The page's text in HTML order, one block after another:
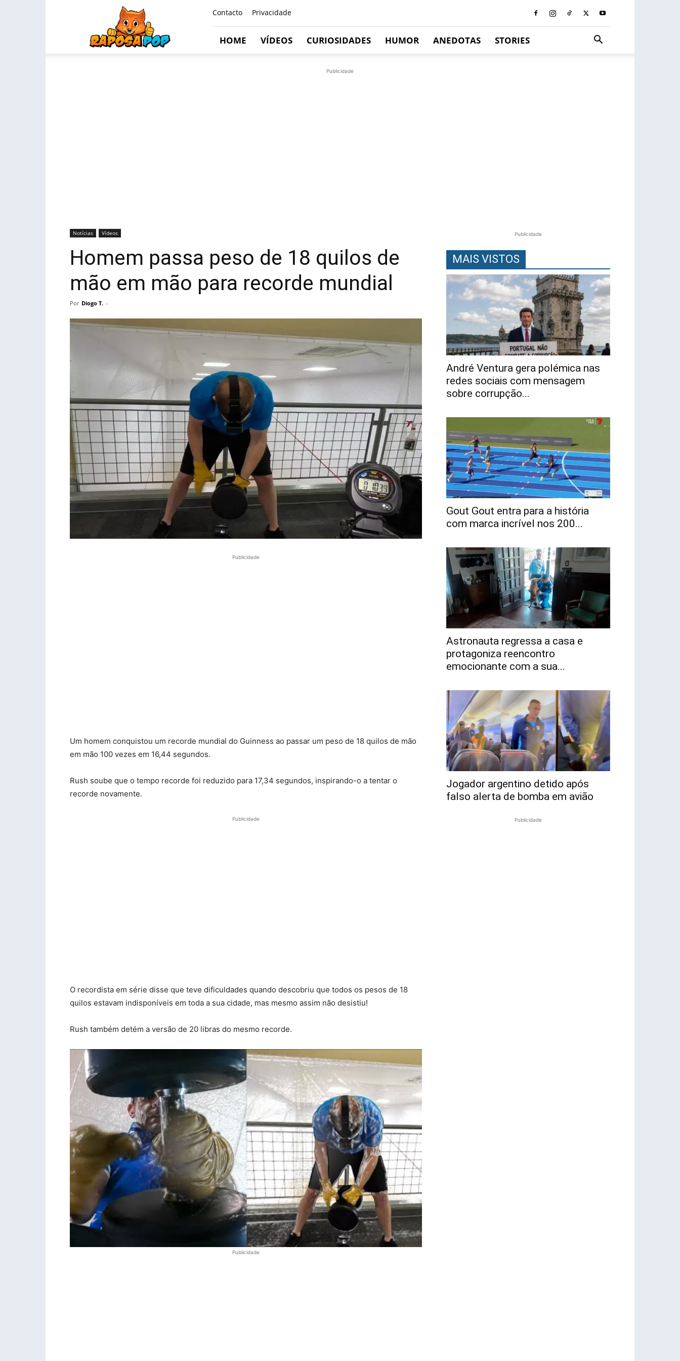
Contacto Privacidade
HOME VÍDEOS CURIOSIDADES HUMOR ANEDOTAS STORIES
Publicidade
Notícias Vídeos
Homem passa peso de 18 quilos de
mão em mão para recorde mundial
Por Diogo T. -
Publicidade
Um homem conquistou um recorde mundial do Guinness ao passar um peso de 18 quilos de mão
em mão 100 vezes em 16,44 segundos.
Rush soube que o tempo recorde foi reduzido para 17,34 segundos, inspirando-o a tentar o
recorde novamente.
Publicidade
O recordista em série disse que teve dificuldades quando descobriu que todos os pesos de 18
quilos estavam indisponíveis em toda a sua cidade, mas mesmo assim não desistiu!
Rush também detém a versão de 20 libras do mesmo recorde.
Publicidade
Publicidade
MAIS VISTOS
André Ventura gera polémica nas
redes sociais com mensagem
sobre corrupção...
Gout Gout entra para a história
com marca incrível nos 200...
Astronauta regressa a casa e
protagoniza reencontro
emocionante com a sua...
Jogador argentino detido após
falso alerta de bomba em avião
Publicidade